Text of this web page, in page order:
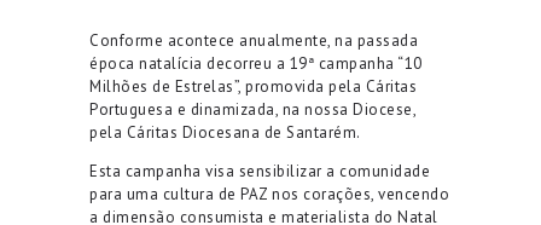
Conforme acontece anualmente, na passada
época natalícia decorreu a 19ª campanha “10
Milhões de Estrelas”, promovida pela Cáritas
Portuguesa e dinamizada, na nossa Diocese,
pela Cáritas Diocesana de Santarém.
Esta campanha visa sensibilizar a comunidade
para uma cultura de PAZ nos corações, vencendo
a dimensão consumista e materialista do Natal